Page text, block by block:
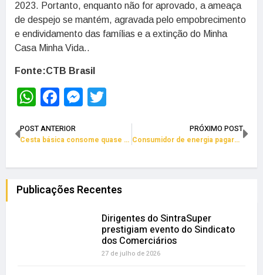
2023. Portanto, enquanto não for aprovado, a ameaça
de despejo se mantém, agravada pelo empobrecimento
e endividamento das famílias e a extinção do Minha
Casa Minha Vida..
Fonte:CTB Brasil
WhatsApp
Facebook
Messenger
POST ANTERIOR
Cesta básica consome quase 50% do salário mínimo do soteropolitano
PRÓXIMO POST
Consumidor de energia pagará conta de R$ 500 bilhões nos próximos anos
Publicações Recentes
Dirigentes do SintraSuper
prestigiam evento do Sindicato
dos Comerciários
27 de julho de 2026